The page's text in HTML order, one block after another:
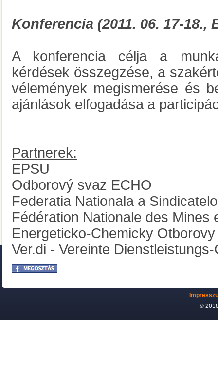
Konferencia (2011. 06. 17-18.,
A konferencia célja a
kérdések összegzése, a
vélemények megismerése és
ajánlások elfogadása a
Partnerek:
EPSU
Odborový svaz ECHO
Federatia Nationala a
Fédération Nationale des Mines
Energeticko-Chemicky
Ver.di - Vereinte
©